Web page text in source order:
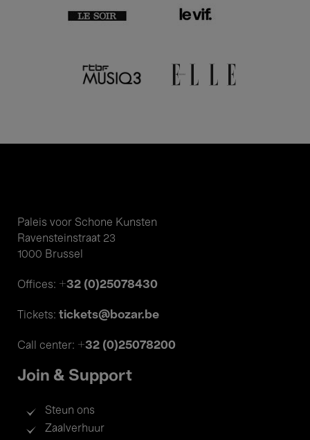
Paleis voor Schone Kunsten
Ravensteinstraat 23
1000 Brussel
Offices: +32 (0)25078430
Tickets: tickets@bozar.be
Call center: +32 (0)25078200
Join & Support
Steun ons
Zaalverhuur